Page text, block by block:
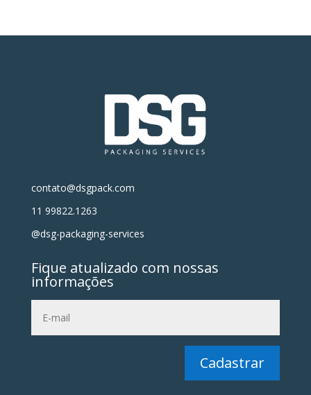
contato@dsgpack.com
11 99822.1263
@dsg-packaging-services
Fique atualizado com nossas
informações
Cadastrar